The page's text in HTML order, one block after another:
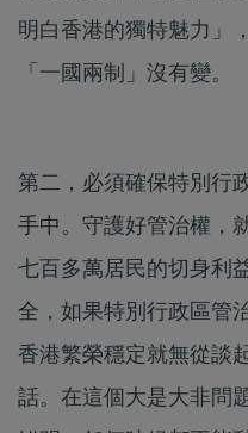
明白香港的獨特魅力」
「一國兩制」沒有變。
第二，必須確保特別行
手中。守護好管治權，
七百多萬居民的切身利
全，如果特別行政區管
香港繁榮穩定就無從談
話。在這個大是大非問